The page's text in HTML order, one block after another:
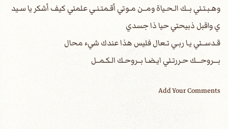
وهـبـتـني بــك الـحـياة ومــن مـوتي أقـمتـنـي علمني كيف أشكر يا سـيد
ي واقبل ذبيحتي حيا ذا جسدي
قـدســني يـا ربـي تـعال فليس هذا عندك شيء محال
بـــروحـــك حـررتـني ايـضـا بــروحـك الـكـمــل
Add Your Comments